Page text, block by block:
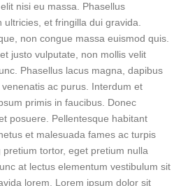
nisi eu massa. Phasellus
et fringilla dui gravida.
non congue massa euismod quis.
justo vulputate, non mollis velit
Phasellus lacus magna, dapibus
ac purus. Interdum et
primis in faucibus. Donec
posuere. Pellentesque habitant
et malesuada fames ac turpis
tortor, eget pretium nulla
at lectus elementum vestibulum sit
lorem. Lorem ipsum dolor sit